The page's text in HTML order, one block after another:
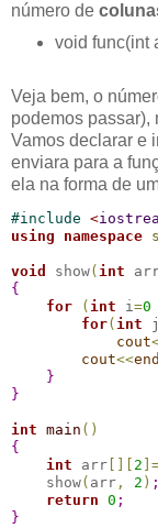
número de
void func(int
Veja bem, o
podemos passar),
Vamos declarar e
enviara para a
ela na forma de
#include <
using
namespace
void show( int
{
for
( int i=0
for( int j
cout
cout<<
}
}
int main ( )
{
int arr 2
    show
( arr , 2 ) ;
return 0 ;
}